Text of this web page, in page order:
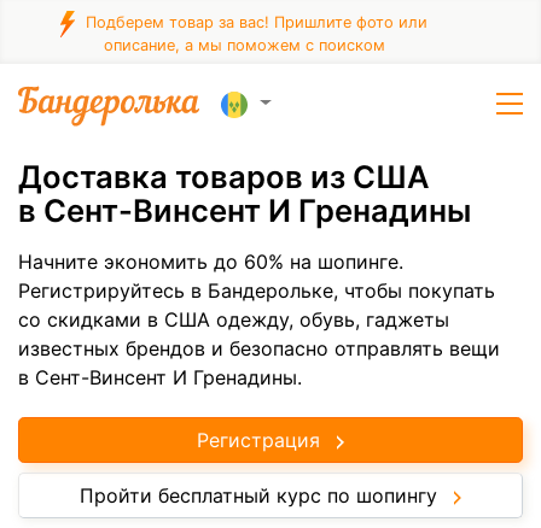
Подберем товар за вас! Пришлите фото или
описание, а мы поможем с поиском
Доставка товаров из США
в Сент-Винсент И Гренадины
Начните экономить до 60% на шопинге.
Регистрируйтесь в Бандерольке, чтобы покупать
со скидками в США одежду, обувь, гаджеты
известных брендов и безопасно отправлять вещи
в Сент-Винсент И Гренадины.
Регистрация
Пройти бесплатный курс по шопингу